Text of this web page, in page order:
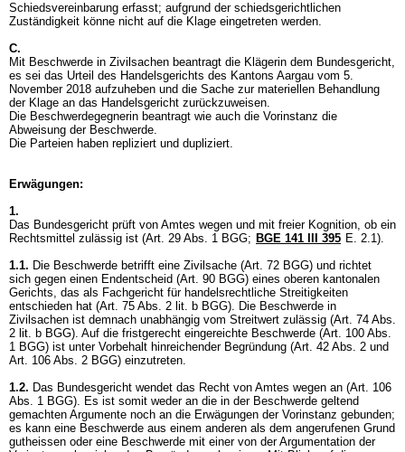
Schiedsvereinbarung erfasst; aufgrund der schiedsgerichtlichen
Zuständigkeit könne nicht auf die Klage eingetreten werden.
C.
Mit Beschwerde in Zivilsachen beantragt die Klägerin dem Bundesgericht,
es sei das Urteil des Handelsgerichts des Kantons Aargau vom 5.
November 2018 aufzuheben und die Sache zur materiellen Behandlung
der Klage an das Handelsgericht zurückzuweisen.
Die Beschwerdegegnerin beantragt wie auch die Vorinstanz die
Abweisung der Beschwerde.
Die Parteien haben repliziert und dupliziert.
Erwägungen:
1.
Das Bundesgericht prüft von Amtes wegen und mit freier Kognition, ob ein
Rechtsmittel zulässig ist (Art. 29 Abs. 1 BGG; BGE 141 III 395 E. 2.1).
1.1. Die Beschwerde betrifft eine Zivilsache (Art. 72 BGG) und richtet
sich gegen einen Endentscheid (Art. 90 BGG) eines oberen kantonalen
Gerichts, das als Fachgericht für handelsrechtliche Streitigkeiten
entschieden hat (Art. 75 Abs. 2 lit. b BGG). Die Beschwerde in
Zivilsachen ist demnach unabhängig vom Streitwert zulässig (Art. 74 Abs.
2 lit. b BGG). Auf die fristgerecht eingereichte Beschwerde (Art. 100 Abs.
1 BGG) ist unter Vorbehalt hinreichender Begründung (Art. 42 Abs. 2 und
Art. 106 Abs. 2 BGG) einzutreten.
1.2. Das Bundesgericht wendet das Recht von Amtes wegen an (Art. 106
Abs. 1 BGG). Es ist somit weder an die in der Beschwerde geltend
gemachten Argumente noch an die Erwägungen der Vorinstanz gebunden;
es kann eine Beschwerde aus einem anderen als dem angerufenen Grund
gutheissen oder eine Beschwerde mit einer von der Argumentation der